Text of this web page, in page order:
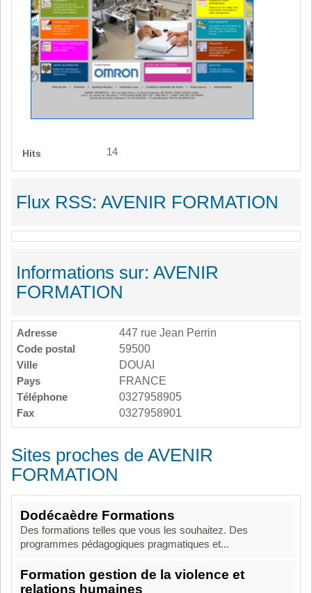
Hits 14
Flux RSS: AVENIR FORMATION
Informations sur: AVENIR
FORMATION
Adresse
447 rue Jean Perrin
Code postal
59500
Ville
DOUAI
Pays
FRANCE
Téléphone
0327958905
Fax
0327958901
Sites proches de AVENIR
FORMATION
Dodécaèdre Formations
Des formations telles que vous les souhaitez. Des
programmes pédagogiques pragmatiques et...
Formation gestion de la violence et
relations humaines